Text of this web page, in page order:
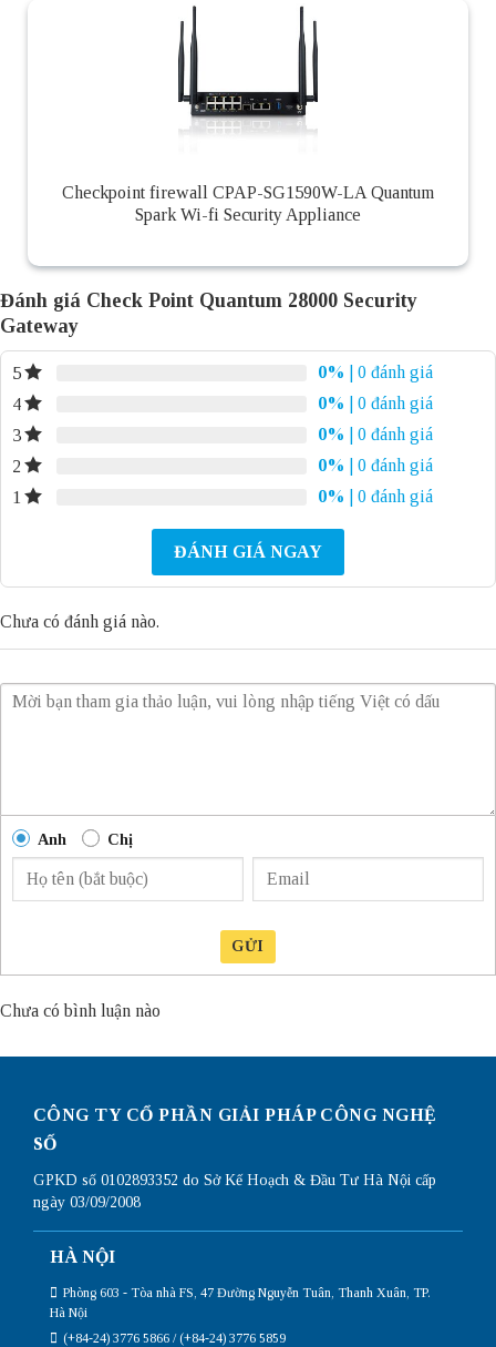
Checkpoint firewall CPAP-SG1590W-LA Quantum
Spark Wi-fi Security Appliance
Đánh giá Check Point Quantum 28000 Security
Gateway
5 0%
| 0 đánh giá
4
0%
| 0 đánh giá
3
0%
| 0 đánh giá
2
0%
| 0 đánh giá
1
0% | 0 đánh giá
ĐÁNH GIÁ NGAY
Chưa có đánh giá nào.
Anh Chị
GỬI
Chưa có bình luận nào
CÔNG TY CỔ PHẦN GIẢI PHÁP CÔNG NGHỆ
SỐ
GPKD số 0102893352 do Sở Kế Hoạch & Đầu Tư Hà Nội cấp
ngày 03/09/2008
HÀ NỘI
Phòng 603 - Tòa nhà FS, 47 Đường Nguyễn Tuân, Thanh Xuân, TP.
Hà Nội
(+84-24) 3776 5866 / (+84-24) 3776 5859